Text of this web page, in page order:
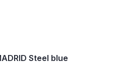
Steel blue